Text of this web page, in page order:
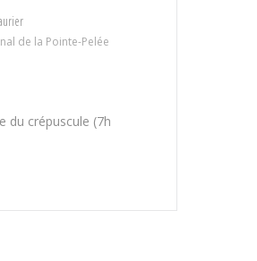
de la Pointe-Pelée
du crépuscule (7h